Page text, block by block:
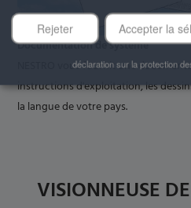
Documentation de système
NESTRO vous fournit une
instructions d'exploitation, les
la langue de votre pays.
VISIONNEUSE
Rejeter Accepter la
déclaration sur la protection